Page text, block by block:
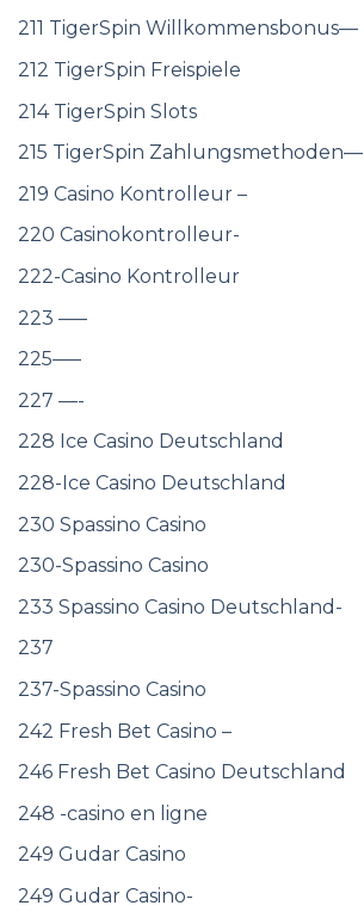
211 TigerSpin Willkommensbonus—
212 TigerSpin Freispiele
214 TigerSpin Slots
215 TigerSpin Zahlungsmethoden—
219 Casino Kontrolleur –
220 Casinokontrolleur-
222-Casino Kontrolleur
223 —–
225—–
227 —-
228 Ice Casino Deutschland
228-Ice Casino Deutschland
230 Spassino Casino
230-Spassino Casino
233 Spassino Casino Deutschland-
237
237-Spassino Casino
242 Fresh Bet Casino –
246 Fresh Bet Casino Deutschland
248 -casino en ligne
249 Gudar Casino
249 Gudar Casino-